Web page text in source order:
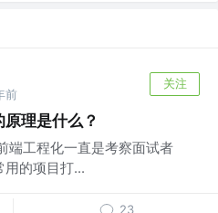
前
关注
理是什么？
端工程化一直是考察面试者
的项目打...
23